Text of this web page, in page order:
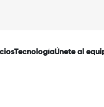
TecnologíaÚnete al